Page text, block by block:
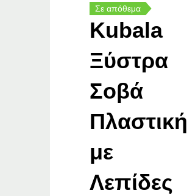
Σε απόθεμα
Kubala
Ξύστρα
Σοβά
Πλαστική
με
Λεπίδες